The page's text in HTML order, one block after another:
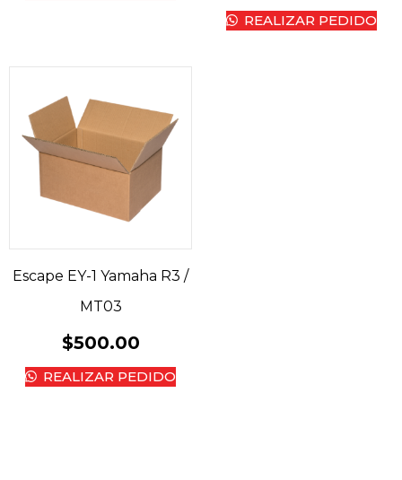
REALIZAR PEDIDO
Escape EY-1 Yamaha R3 /
MT03
$500.00
REALIZAR PEDIDO